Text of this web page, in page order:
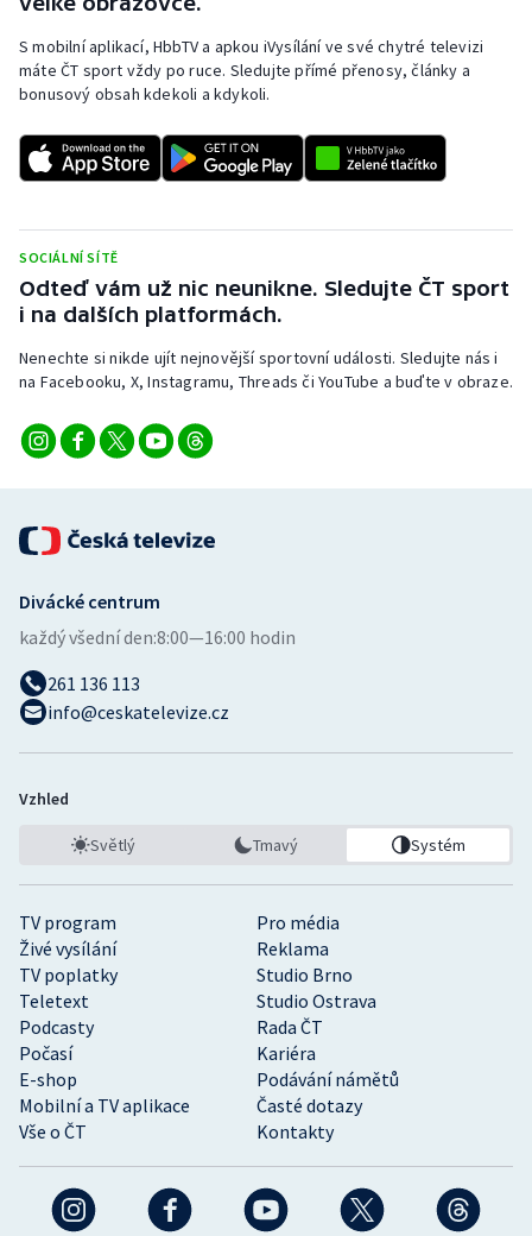
Rychlostní kanoistika
Short track
Sportovní střelba
Stolní tenis
Triatlon
Veslování
Vodní slalom
S mobilní aplikací, HbbTV a apkou iVysílání ve své chytré televizi
máte ČT sport vždy po ruce. Sledujte přímé přenosy, články a
bonusový obsah kdekoli a kdykoli.
SOCIÁLNÍ SÍTĚ
Odteď vám už nic neunikne. Sledujte ČT sport
i na dalších platformách.
Nenechte si nikde ujít nejnovější sportovní události. Sledujte nás i
na Facebooku, X, Instagramu, Threads či YouTube a buďte v obraze.
TV program
Pro média
Živé vysílání
Reklama
TV poplatky
Studio Brno
Teletext
Studio Ostrava
Podcasty
Rada ČT
Počasí
Kariéra
E-shop
Podávání námětů
Mobilní a TV aplikace
Časté dotazy
Vše o ČT
Kontakty
Divácké centrum
každý všední den:8:00—16:00 hodin
261 136 113
info@ceskatelevize.cz
Vzhled
Světlý Tmavý Systém